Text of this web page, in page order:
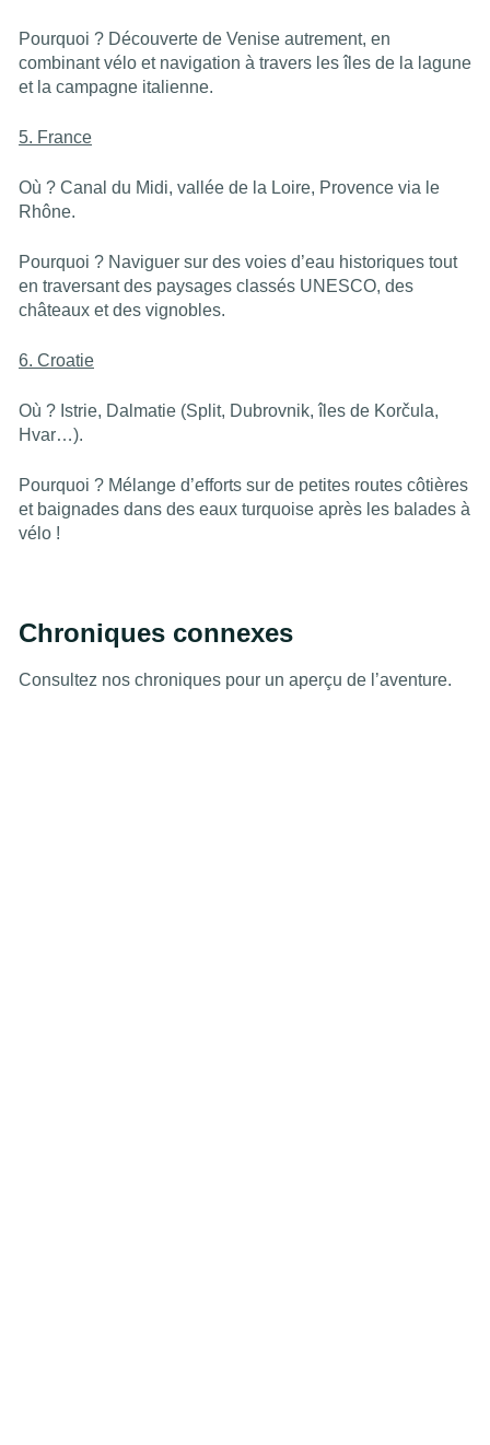
Pourquoi ? Découverte de Venise autrement, en
combinant vélo et navigation à travers les îles de la lagune
et la campagne italienne.
5. France
Où ? Canal du Midi, vallée de la Loire, Provence via le
Rhône.
Pourquoi ? Naviguer sur des voies d’eau historiques tout
en traversant des paysages classés UNESCO, des
châteaux et des vignobles.
6. Croatie
Où ? Istrie, Dalmatie (Split, Dubrovnik, îles de Korčula,
Hvar…).
Pourquoi ? Mélange d’efforts sur de petites routes côtières
et baignades dans des eaux turquoise après les balades à
vélo !
Chroniques connexes
Consultez nos chroniques pour un aperçu de l’aventure.